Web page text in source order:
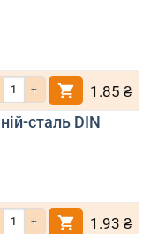
Заклепка відривна
1.85 ₴
сталь DIN
Заклепка відривна
1.93 ₴